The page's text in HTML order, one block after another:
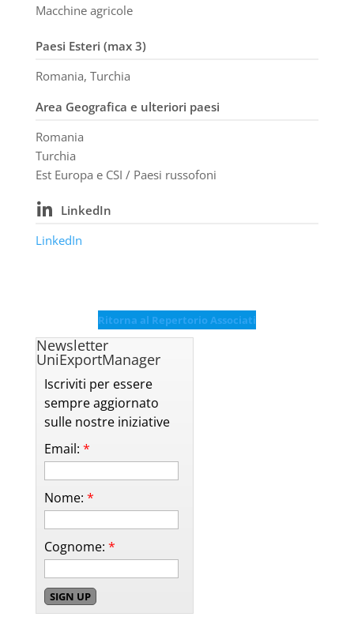
Macchine agricole
Paesi Esteri (max 3)
Romania, Turchia
Area Geografica e ulteriori paesi
Romania
Turchia
Est Europa e CSI / Paesi russofoni
LinkedIn
LinkedIn
Ritorna al Repertorio Associati
Newsletter
UniExportManager
Iscriviti per essere
sempre aggiornato
sulle nostre iniziative
Email: *
Nome: *
Cognome: *